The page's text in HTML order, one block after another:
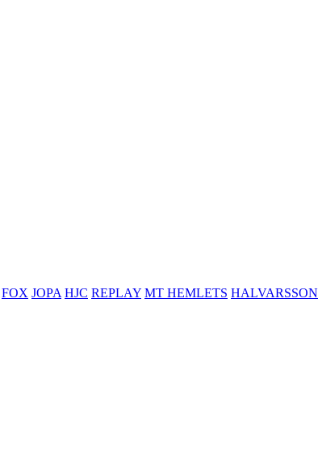
FOX JOPA HJC REPLAY MT HEMLETS HALVARSSON